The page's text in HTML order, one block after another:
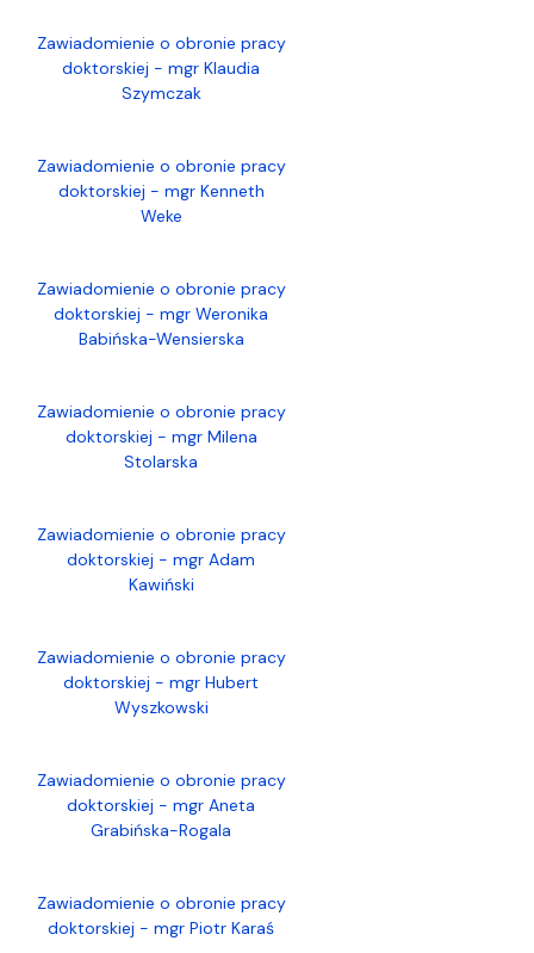
Zawiadomienie o obronie pracy
doktorskiej - mgr Klaudia
Szymczak
Zawiadomienie o obronie pracy
doktorskiej - mgr Kenneth
Weke
Zawiadomienie o obronie pracy
doktorskiej - mgr Weronika
Babińska-Wensierska
Zawiadomienie o obronie pracy
doktorskiej - mgr Milena
Stolarska
Zawiadomienie o obronie pracy
doktorskiej - mgr Adam
Kawiński
Zawiadomienie o obronie pracy
doktorskiej - mgr Hubert
Wyszkowski
Zawiadomienie o obronie pracy
doktorskiej - mgr Aneta
Grabińska-Rogala
Zawiadomienie o obronie pracy
doktorskiej - mgr Piotr Karaś